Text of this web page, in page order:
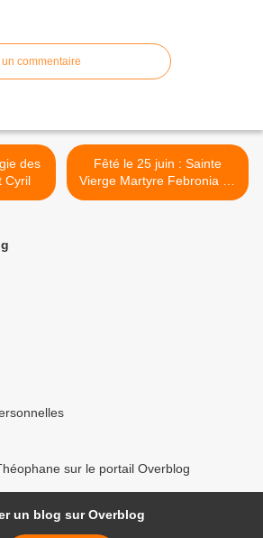
commentaire
Cyril
Fêté le 25 juin : Sainte
Vierge Martyre Febronia de
Nisibe >
sur le portail Overblog
un blog sur Overblog